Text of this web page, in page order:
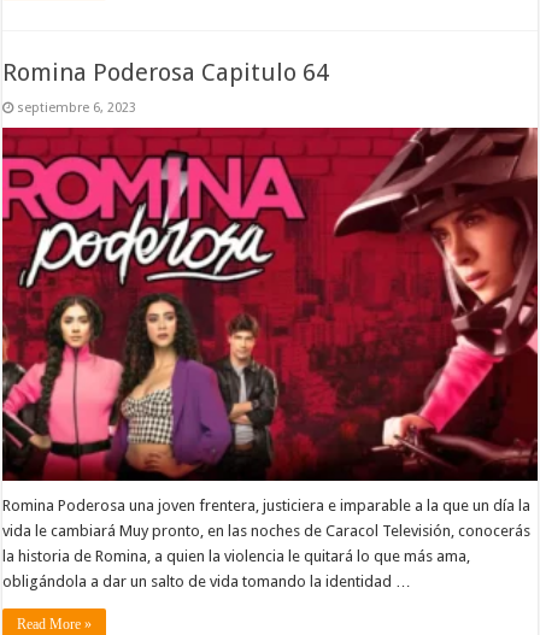
Romina Poderosa Capitulo 64
septiembre 6, 2023
Romina Poderosa una joven frentera, justiciera e imparable a la que un día la
vida le cambiará Muy pronto, en las noches de Caracol Televisión, conocerás
la historia de Romina, a quien la violencia le quitará lo que más ama,
obligándola a dar un salto de vida tomando la identidad …
Read More »